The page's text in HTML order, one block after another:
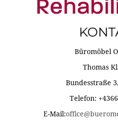
Büromöbel
Thomas
Bundesstraße
Telefon:
E-Mail: